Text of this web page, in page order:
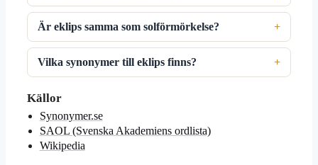
Är eklips samma som solförmörkelse?
Vilka synonymer till eklips finns?
Källor
Synonymer.se
SAOL (Svenska Akademiens ordlista)
Wikipedia